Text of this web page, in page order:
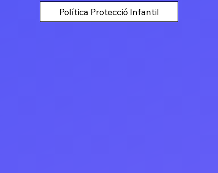
Política Protecció Infantil